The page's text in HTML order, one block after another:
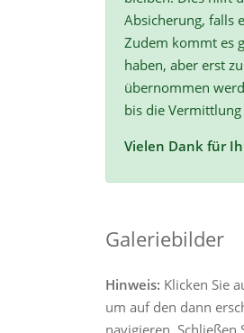
Absicherung, falls
Zudem kommt es
haben, aber erst
übernommen
bis die
Vielen Dank für
Galeriebilder
Hinweis: Klicken Sie
um auf den dann
navigieren.